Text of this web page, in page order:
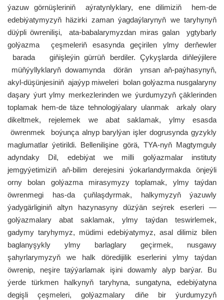
ýazuw görnüşleriniň aýratynlyklary, ene dilimiziň hem-de
edebiýatymyzyň häzirki zaman ýagdaýlarynyň we taryhynyň
düýpli öwrenilişi, ata-babalarymyzdan miras galan ygtybarly
golýazma çeşmeleriň esasynda geçirilen ylmy derňewler
barada giňişleýin gürrüň berdiler. Çykyşlarda diňleýjilere
müňýyllyklaryň dowamynda dörän ynsan aň-paýhasynyň,
akyl-düşünjesiniň ajaýyp miweleri bolan golýazma nusgalaryny
daşary ýurt ylmy merkezlerinden we ýurdumyzyň çäklerinden
toplamak hem-de täze tehnologiýalary ulanmak arkaly olary
dikeltmek, rejelemek we abat saklamak, ylmy esasda
öwrenmek boýunça alnyp barylýan işler dogrusynda gyzykly
maglumatlar ýetirildi. Bellenilişine görä, TYA-nyň Magtymguly
adyndaky Dil, edebiýat we milli golýazmalar instituty
jemgyýetimiziň aň-bilim derejesini ýokarlandyrmakda önjeýli
orny bolan golýazma mirasymyzy toplamak, ylmy taýdan
öwrenmegi has-da çuň­laşdyrmak, halkymyzyň ýazuwly
ýadygärliginiň altyn hazynasyny düzýän seýrek eserleri —
golýazmalary abat saklamak, ylmy taýdan teswirlemek,
gadymy taryhymyz, müdimi edebiýatymyz, asal dilimiz bilen
baglanyşykly ylmy barlaglary geçirmek, nusgawy
şahyrlarymyzyň we halk döredijilik eserlerini ylmy taýdan
öwrenip, neşire taýýarlamak işini dowamly alyp barýar. Bu
ýerde türkmen halkynyň taryhyna, sungatyna, edebiýatyna
degişli çeşmeleri, golýazmalary di­ňe bir ýurdumyzyň